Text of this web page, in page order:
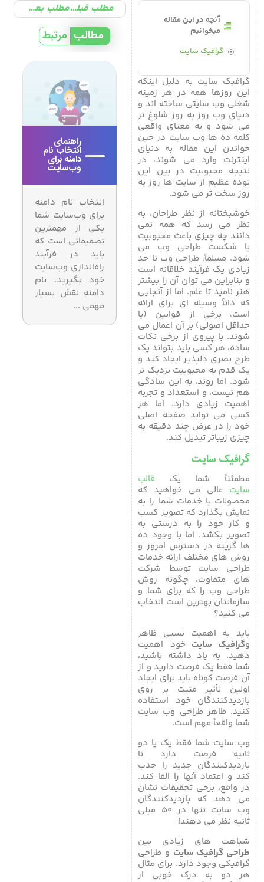
گرافیک سایت به دلیل اینکه
این روزها همه در هر زمینه
شغلی وب سایتی ساخته اند و
دنیای وب روز به روز شلوغ تر
می شود و به معنای واقعی
کلمه ده ها وب سایت در حین
خواندن این مقاله به دنیای
اینترنت وارد می شوند، در
نتیجه محبوبیت در بین این
توده عظیم از سایت ها روز به
روز سخت تر می شود.
خوشبختانه از نظر طراحان، به
نظر می رسد که همه نمی
دانند چه چیزی باعث محبوبیت
یا شکست طراحی وب می
شود. مسلماً، طراحی وب تا حد
زیادی یک فرآیند خلاقانه است
و بنابراین می توان آن را بیشتر
هنر نامید تا علم. اما از آنجایی
که ذاتاً وسیله ای برای ارائه
است، برخی از قوانین (یا
حداقل اصولی) بر آن اعمال می
شوند. با پیروی از برخی نکات
ساده، هر کسی باید بتواند یک
طرح بصری دلپذیر ایجاد کند و
یک قدم به محبوبیت نزدیک تر
شود. اما روند، به این سادگی
هم نیست، و استعداد و تجربه
اهمیت زیادی دارد. اما هر
کسی می تواند صفحه اصلی
خود را در عرض چند دقیقه به
چیزی زیباتر تبدیل کند.
گرافیک سایت
مطمئناً شما یک قالب
سایت عالی می خواهید که
محصولات یا خدمات شما را به
نمایش بگذارد که تصویر کسب
و کار خود را به درستی به
تصویر بکشد. اما با وجود ده
ها گزینه در دسترس امروز و
روش های مختلف ارائه خدمات
طراحی سایت توسط شرکت
های متفاوت، چگونه روش
طراحی وب را که برای شما و
سازمانتان بهترین است انتخاب
می کنید؟
باید به اهمیت نسبی ظاهر
وگرافیک سایت خود اهمیت
دهید. به یاد داشته باشید،
شما فقط یک فرصت دارید و از
آن فرصت کوتاه باید برای ایجاد
اولین تأثیر مثبت بر روی
بازدیدکنندگان خود استفاده
کنید. ظاهر طراحی وب سایت
شما واقعاً مهم است.
وب سایت شما فقط یک یا دو
ثانیه فرصت دارد تا
بازدیدکنندگان جدید را جذب
کند و اعتماد آنها را القا کند.
در واقع، برخی تحقیقات نشان
می دهد که بازدیدکنندگان
وب سایت تنها در ۵۰ میلی
ثانیه نظر می دهند!
شباهت های زیادی بین
طراحی گرافیک سایت و طراحی
گرافیکی وجود دارد. برای مثال
هر دو به درک خوبی از
آنچه در این مقاله
میخوانیم
گرافیک سایت
مطلب قبلی مطلب بعدی
مطالب مرتبط
راهنمای
انتخاب نام
دامنه برای
وب‌سایت
انتخاب نام دامنه
برای وب‌سایت شما
یکی از مهمترین
تصمیماتی است که
باید در فرآیند
راه‌اندازی وب‌سایت
خود بگیرید. نام
دامنه نقش بسیار
مهمی ...